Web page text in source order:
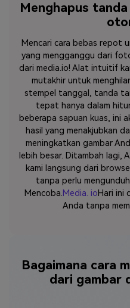
Menghapus
Mencari cara bebas repot
yang mengganggu dari
dari media.io! Alat intuitif
mutakhir untuk
stempel tanggal, tanda
tepat hanya dalam
beberapa sapuan kuas, ini
hasil yang menakjubkan
meningkatkan gambar
lebih besar. Ditambah lagi,
kami langsung dari
tanpa perlu
Mencoba.Media. ioHari ini
Anda tanpa
Bagaimana cara
dari gambar